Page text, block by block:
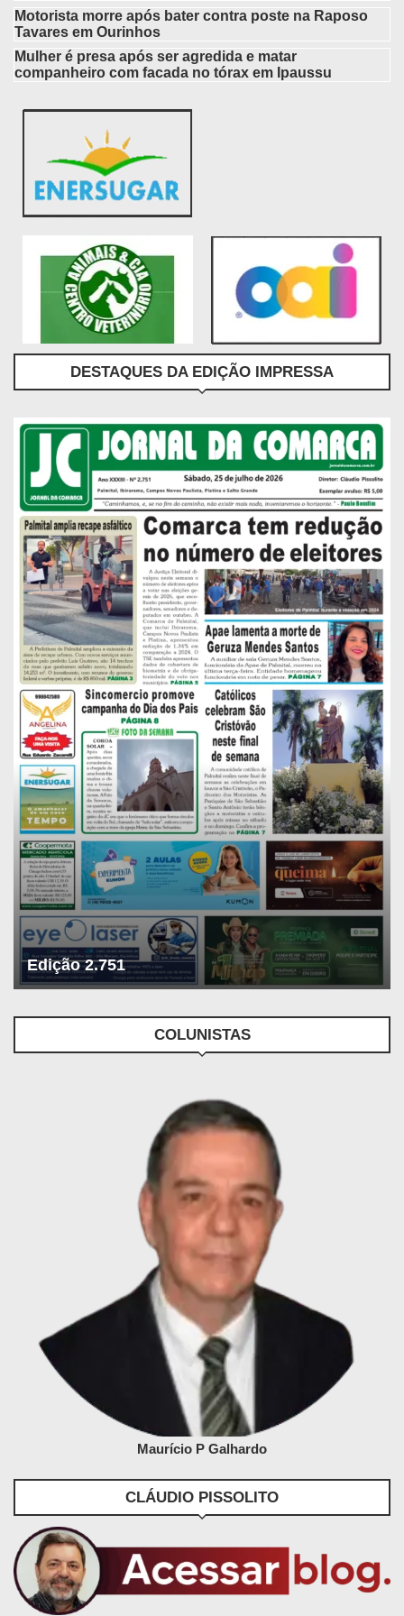
Motorista morre após bater contra poste na Raposo
Tavares em Ourinhos
Mulher é presa após ser agredida e matar
companheiro com facada no tórax em Ipaussu
DESTAQUES DA EDIÇÃO IMPRESSA
Edição 2.751
COLUNISTAS
Maurício P Galhardo
CLÁUDIO PISSOLITO